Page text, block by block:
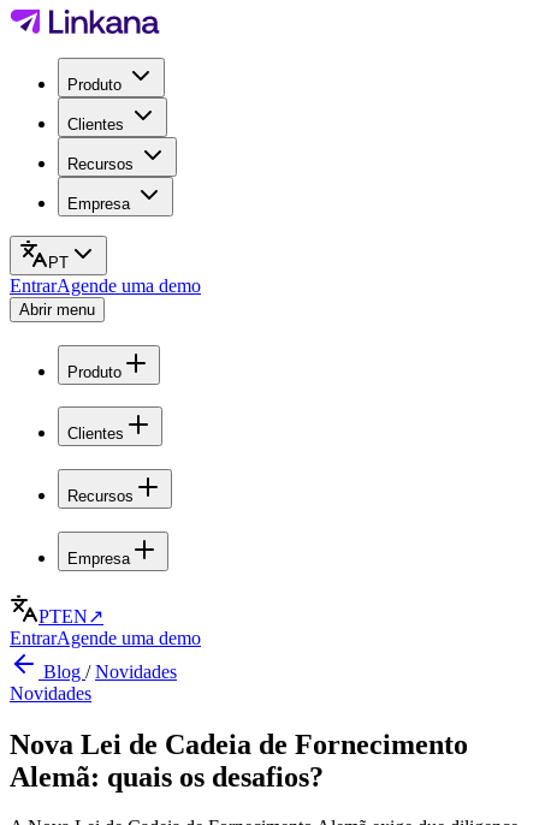
Produto
Clientes
Recursos
Empresa
PT
EntrarAgende uma demo
Abrir menu
Produto
Clientes
Recursos
Empresa
PTEN↗
EntrarAgende uma demo
Blog /Novidades
Novidades
Nova Lei de Cadeia de Fornecimento
Alemã: quais os desafios?